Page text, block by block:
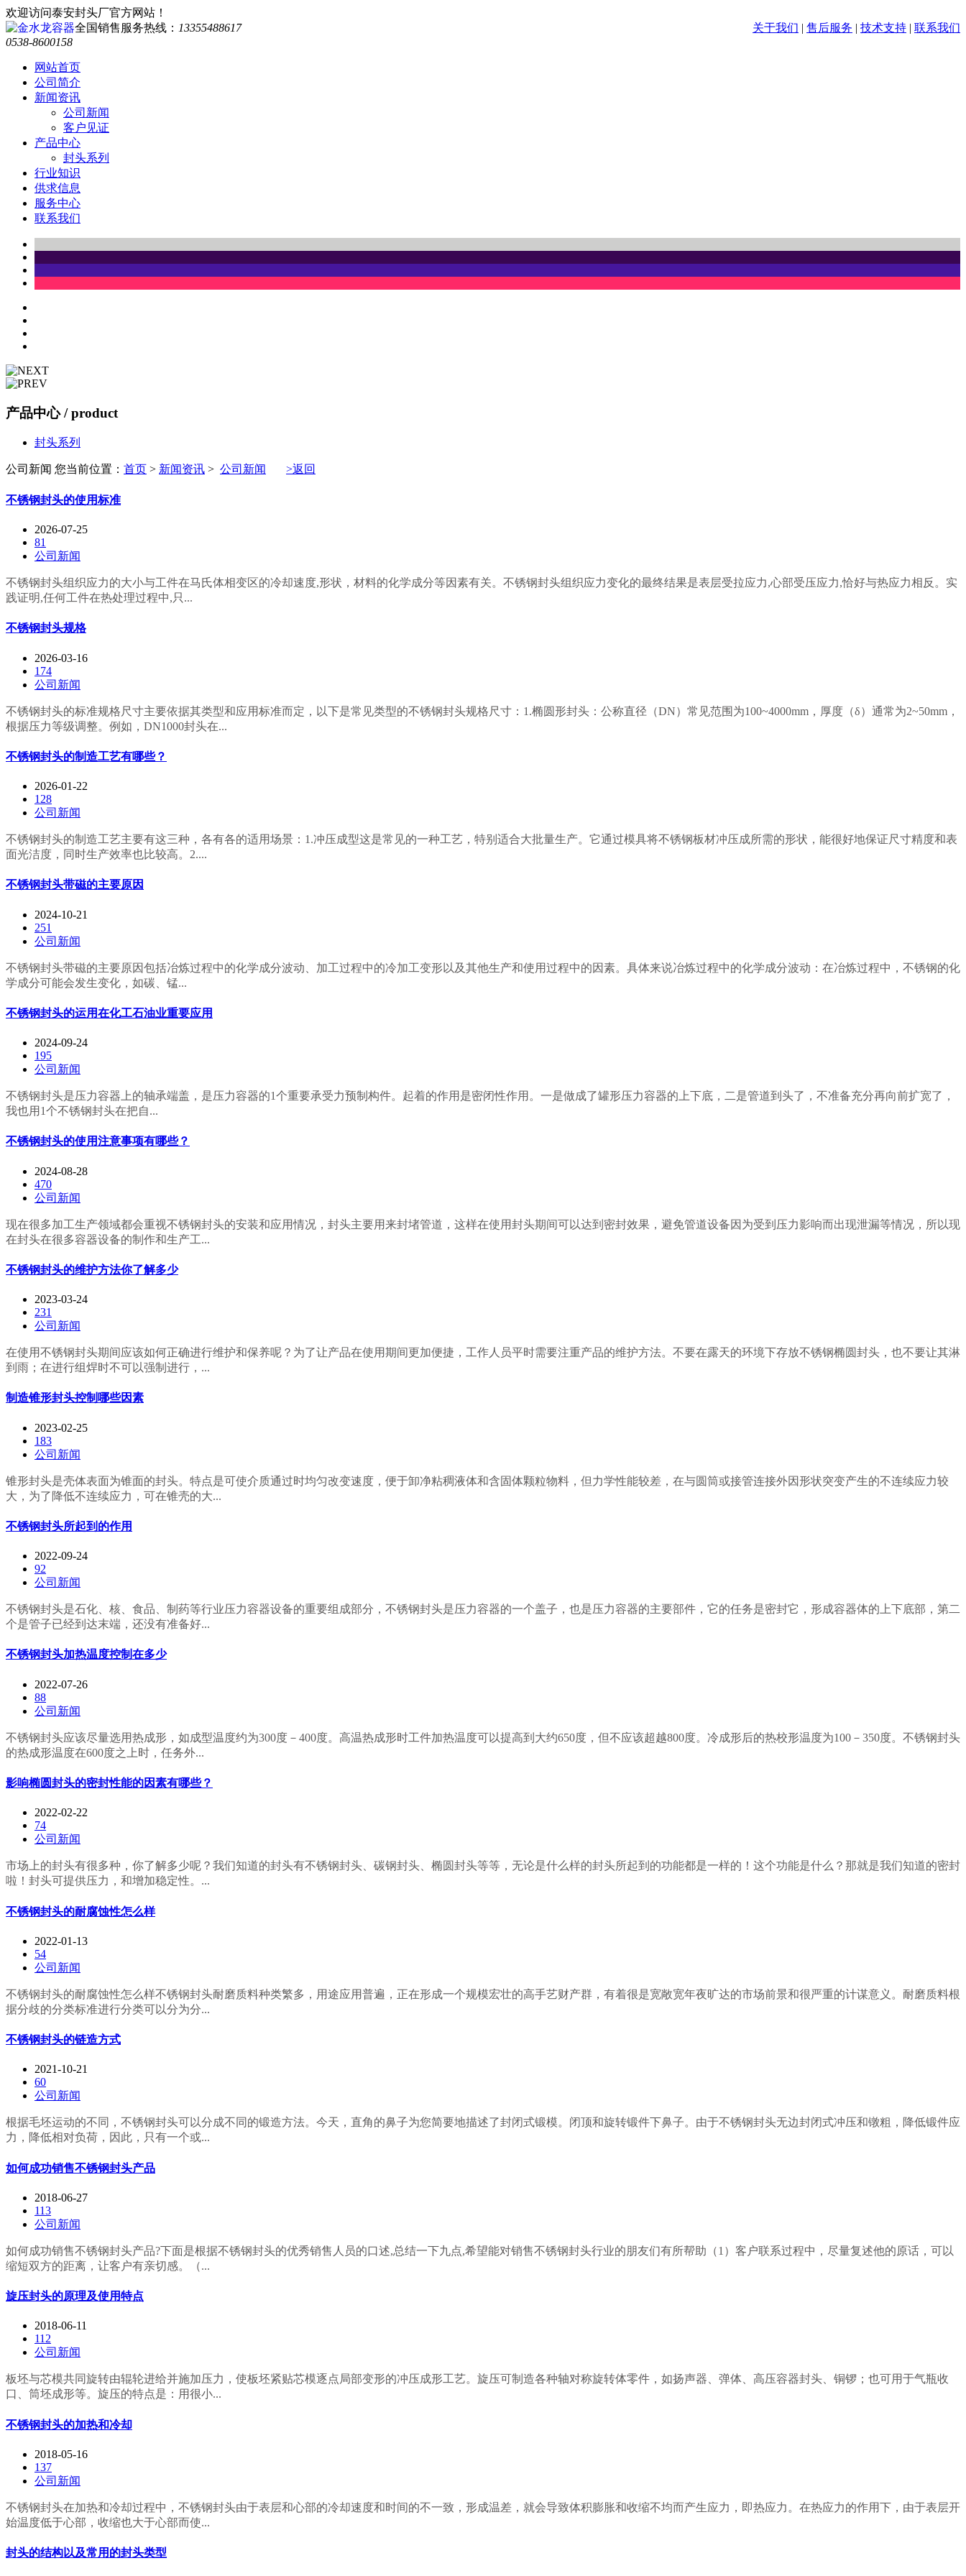
欢迎访问泰安封头厂官方网站！
关于我们 | 售后服务 | 技术支持 | 联系我们
全国销售服务热线： 13355488617
0538-8600158
网站首页
公司简介
新闻资讯
公司新闻
客户见证
产品中心
封头系列
行业知识
供求信息
服务中心
联系我们
产品中心/ product
封头系列
公司新闻 您当前位置： 首页 > 新闻资讯 > 公司新闻 >返回
不锈钢封头的使用标准
2026-07-25
81
公司新闻
不锈钢封头组织应力的大小与工件在马氏体相变区的冷却速度,形状，材料的化学成分等因素有关。不锈钢封头组织应力变化的最终结果是表层受拉应力,心部受压应力,恰好与热应力相反。实
践证明,任何工件在热处理过程中,只...
不锈钢封头规格
2026-03-16
174
公司新闻
不锈钢封头的标准规格尺寸主要依据其类型和应用标准而定，以下是常见类型的不锈钢封头规格尺寸：1.椭圆形封头：公称直径（DN）常见范围为100~4000mm，厚度（δ）通常为2~50mm，
根据压力等级调整。例如，DN1000封头在...
不锈钢封头的制造工艺有哪些？
2026-01-22
128
公司新闻
不锈钢封头的制造工艺主要有这三种，各有各的适用场景：1.冲压成型这是常见的一种工艺，特别适合大批量生产。它通过模具将不锈钢板材冲压成所需的形状，能很好地保证尺寸精度和表
面光洁度，同时生产效率也比较高。2....
不锈钢封头带磁的主要原因‌
2024-10-21
251
公司新闻
不锈钢封头带磁的主要原因包括冶炼过程中的化学成分波动、加工过程中的冷加工变形以及其他生产和使用过程中的因素。具体来说‌冶炼过程中的化学成分波动‌：在冶炼过程中，不锈钢的化
学成分可能会发生变化，如碳、锰...
不锈钢封头的运用在化工石油业重要应用
2024-09-24
195
公司新闻
‍‍‍‍‍不锈钢封头是压力容器上的轴承端盖，是压力容器的1个重要承受力预制构件。起着的作用是密闭性作用。一是做成了罐形压力容器的上下底，二是管道到头了，不准备充分再向前扩宽了，
我也用1个不锈钢封头在把自...
不锈钢封头的使用注意事项有哪些？
2024-08-28
470
公司新闻
现在很多加工生产领域都会重视不锈钢封头的安装和应用情况，封头主要用来封堵管道，这样在使用封头期间可以达到密封效果，避免管道设备因为受到压力影响而出现泄漏等情况，所以现
在封头在很多容器设备的制作和生产工...
不锈钢封头的维护方法你了解多少
2023-03-24
231
公司新闻
在使用不锈钢封头期间应该如何正确进行维护和保养呢？为了让产品在使用期间更加便捷，工作人员平时需要注重产品的维护方法。不要在露天的环境下存放不锈钢椭圆封头，也不要让其淋
到雨；在进行组焊时不可以强制进行，...
制造锥形封头控制哪些因素
2023-02-25
183
公司新闻
锥形封头是壳体表面为锥面的封头。特点是可使介质通过时均匀改变速度，便于卸净粘稠液体和含固体颗粒物料，但力学性能较差，在与圆筒或接管连接外因形状突变产生的不连续应力较
大，为了降低不连续应力，可在锥壳的大...
不锈钢封头所起到的作用
2022-09-24
92
公司新闻
不锈钢封头是石化、核、食品、制药等行业压力容器设备的重要组成部分，不锈钢封头是压力容器的一个盖子，也是压力容器的主要部件，它的任务是密封它，形成容器体的上下底部，第二
个是管子已经到达末端，还没有准备好...
不锈钢封头加热温度控制在多少
2022-07-26
88
公司新闻
不锈钢封头应该尽量选用热成形，如成型温度约为300度－400度。高温热成形时工件加热温度可以提高到大约650度，但不应该超越800度。冷成形后的热校形温度为100－350度。不锈钢封头
的热成形温度在600度之上时，任务外...
影响椭圆封头的密封性能的因素有哪些？
2022-02-22
74
公司新闻
市场上的封头有很多种，你了解多少呢？我们知道的封头有不锈钢封头、碳钢封头、椭圆封头等等，无论是什么样的封头所起到的功能都是一样的！这个功能是什么？那就是我们知道的密封
啦！封头可提供压力，和增加稳定性。...
不锈钢封头的耐腐蚀性怎么样
2022-01-13
54
公司新闻
不锈钢封头的耐腐蚀性怎么样不锈钢封头耐磨质料种类繁多，用途应用普遍，正在形成一个规模宏壮的高手艺财产群，有着很是宽敞宽年夜旷达的市场前景和很严重的计谋意义。耐磨质料根
据分歧的分类标准进行分类可以分为分...
不锈钢封头的链造方式
2021-10-21
60
公司新闻
根据毛坯运动的不同，不锈钢封头可以分成不同的锻造方法。今天，直角的鼻子为您简要地描述了封闭式锻模。闭顶和旋转锻件下鼻子。由于不锈钢封头无边封闭式冲压和镦粗，降低锻件应
力，降低相对负荷，因此，只有一个或...
如何成功销售不锈钢封头产品
2018-06-27
113
公司新闻
如何成功销售不锈钢封头产品?下面是根据不锈钢封头的优秀销售人员的口述,总结一下九点,希望能对销售不锈钢封头行业的朋友们有所帮助（1）客户联系过程中，尽量复述他的原话，可以
缩短双方的距离，让客户有亲切感。（...
旋压封头的原理及使用特点
2018-06-11
112
公司新闻
板坯与芯模共同旋转由辊轮进给并施加压力，使板坯紧贴芯模逐点局部变形的冲压成形工艺。旋压可制造各种轴对称旋转体零件，如扬声器、弹体、高压容器封头、铜锣；也可用于气瓶收
口、筒坯成形等。旋压的特点是：用很小...
不锈钢封头的加热和冷却
2018-05-16
137
公司新闻
不锈钢封头在加热和冷却过程中，不锈钢封头由于表层和心部的冷却速度和时间的不一致，形成温差，就会导致体积膨胀和收缩不均而产生应力，即热应力。在热应力的作用下，由于表层开
始温度低于心部，收缩也大于心部而使...
封头的结构以及常用的封头类型